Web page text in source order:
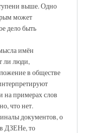
выше. Одно
может
дело быть
имён
ли люди,
в обществе
на примерах слов
что нет.
документов, о
ДЗЕНе, то